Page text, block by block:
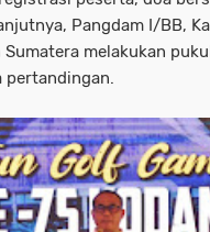
Pangdam I/BB,
Sumatera melakukan
pertandingan.